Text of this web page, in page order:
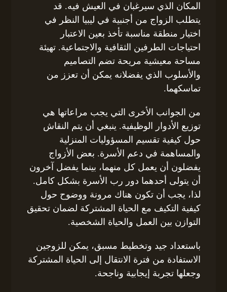
المكان الذي سيرغبان في العيش فيه. قد
يتطلب الزواج من أجنبية في ليبيا النظر في
اختيار منطقة مناسبة تأخذ بعين الاعتبار
احتياجات الطرفين الثقافية والاجتماعية. تهيئة
مساحة معيشية مريحة تضم التصاميم
والأسلوب الذي يفضلانه يمكن أن تعزز من
تماسكهما.
من الجوانب الأخرى التي يجب مراعاتها هي
توزيع الأدوار الوظيفية. ينبغي أن يتم النقاش
حول كيفية تقسيم المسؤوليات المنزلية
والمساهمة في دعم الأسرة. بعض الأزواج
يفضلون أن يعمل كل منهما، بينما يفضل آخرون
أن يتولى أحدهما دور رب الأسرة بشكل كامل.
لذا، يجب أن تكون هناك مرونة ووضوح حول
كيفية التكيف مع الحياة المشتركة لضمان تحقيق
التوازن بين العمل والحياة الشخصية.
باستعداد جيد وتخطيط مسبق، يمكن للزوجين
الاستفادة من فترة الانتقال إلى الحياة المشتركة
وجعلها تجربة إيجابية وناجحة.